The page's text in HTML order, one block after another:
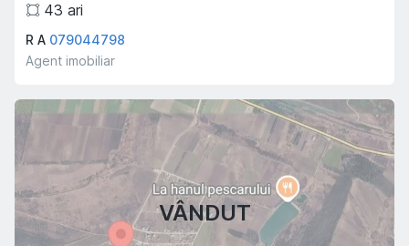
43 ari
R A 079044798
Agent imobiliar
VÂNDUT